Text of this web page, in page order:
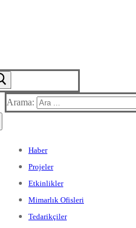
Arama:
Haber
Projeler
Etkinlikler
Mimarlık Ofisleri
Tedarikçiler